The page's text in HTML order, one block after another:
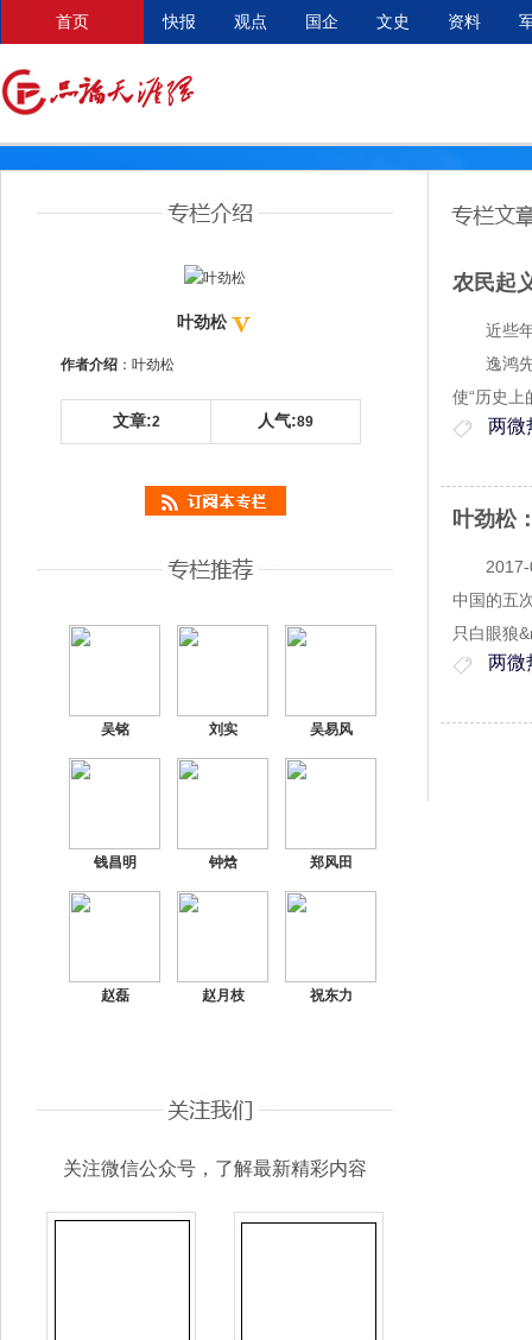
首页 快报 观点 国企 文史 资料
叶劲松
作者介绍 ：叶劲松
文章:2 人气:89
吴铭 刘实 吴易风
钱昌明 钟焓 郑风田
赵磊 赵月枝 祝东力
关注微信公众号，了解最新精彩内容
农民起
近些年,
逸鸿先
使“历史
两微
叶劲松
2017-
中国的五
只白眼狼
两微